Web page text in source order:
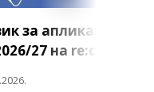
за апликации за
27 на